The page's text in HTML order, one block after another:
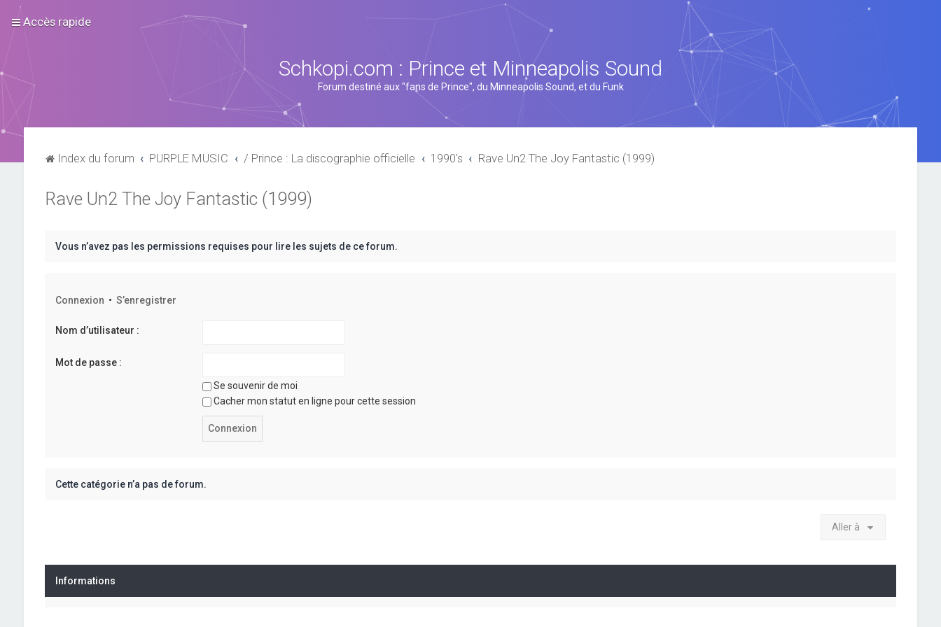
Accès rapide
Schkopi.com : Prince et Minneapolis Sound
Forum destiné aux "fans de Prince", du Minneapolis Sound, et du Funk
Index du forum PURPLE MUSIC / Prince : La discographie officielle 1990's Rave Un2 The Joy Fantastic (1999)
Rave Un2 The Joy Fantastic (1999)
Vous n’avez pas les permissions requises pour lire les sujets de ce forum.
Connexion • S’enregistrer
Nom d’utilisateur :
Mot de passe :
Se souvenir de moi
Cacher mon statut en ligne pour cette session
Cette catégorie n’a pas de forum.
Aller à
Informations